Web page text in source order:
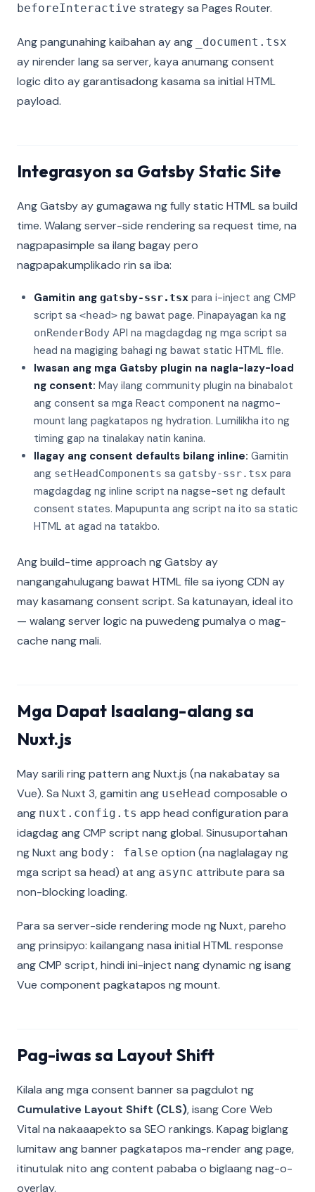
beforeInteractive strategy sa Pages Router.
Ang pangunahing kaibahan ay ang _document.tsx
ay nirender lang sa server, kaya anumang consent
logic dito ay garantisadong kasama sa initial HTML
payload.
Integrasyon sa Gatsby Static Site
Ang Gatsby ay gumagawa ng fully static HTML sa build
time. Walang server-side rendering sa request time, na
nagpapasimple sa ilang bagay pero
nagpapakumplikado rin sa iba:
Gamitin ang gatsby-ssr.tsx para i-inject ang CMP
script sa <head> ng bawat page. Pinapayagan ka ng
onRenderBody API na magdagdag ng mga script sa
head na magiging bahagi ng bawat static HTML file.
Iwasan ang mga Gatsby plugin na nagla-lazy-load
ng consent: May ilang community plugin na binabalot
ang consent sa mga React component na nagmo-
mount lang pagkatapos ng hydration. Lumilikha ito ng
timing gap na tinalakay natin kanina.
Ilagay ang consent defaults bilang inline: Gamitin
ang setHeadComponents sa gatsby-ssr.tsx para
magdagdag ng inline script na nagse-set ng default
consent states. Mapupunta ang script na ito sa static
HTML at agad na tatakbo.
Ang build-time approach ng Gatsby ay
nangangahulugang bawat HTML file sa iyong CDN ay
may kasamang consent script. Sa katunayan, ideal ito
— walang server logic na puwedeng pumalya o mag-
cache nang mali.
Mga Dapat Isaalang-alang sa
Nuxt.js
May sarili ring pattern ang Nuxt.js (na nakabatay sa
Vue). Sa Nuxt 3, gamitin ang useHead composable o
ang nuxt.config.ts app head configuration para
idagdag ang CMP script nang global. Sinusuportahan
ng Nuxt ang body: false option (na naglalagay ng
mga script sa head) at ang async attribute para sa
non-blocking loading.
Para sa server-side rendering mode ng Nuxt, pareho
ang prinsipyo: kailangang nasa initial HTML response
ang CMP script, hindi ini-inject nang dynamic ng isang
Vue component pagkatapos ng mount.
Pag-iwas sa Layout Shift
Kilala ang mga consent banner sa pagdulot ng
Cumulative Layout Shift (CLS), isang Core Web
Vital na nakaaapekto sa SEO rankings. Kapag biglang
lumitaw ang banner pagkatapos ma-render ang page,
itinutulak nito ang content pababa o biglaang nag-o-
overlay.